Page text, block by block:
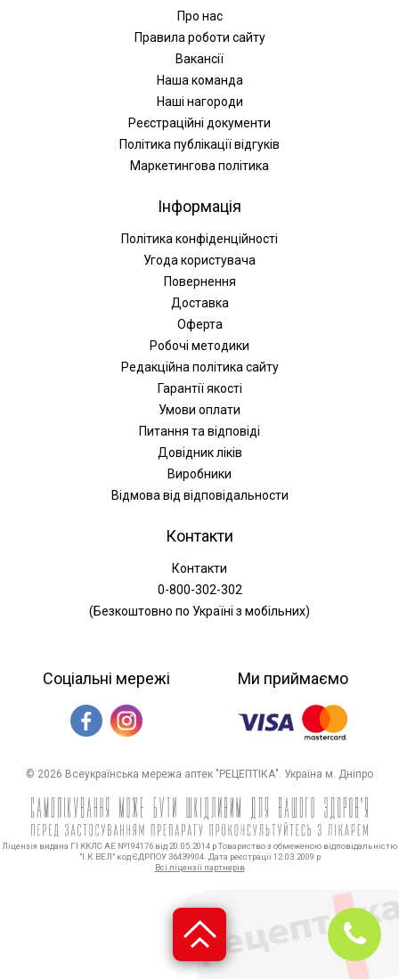
Про нас
Правила роботи сайту
Вакансії
Наша команда
Наші нагороди
Реєстраційні документи
Політика публікації відгуків
Маркетингова політика
Інформація
Політика конфіденційності
Угода користувача
Повернення
Доставка
Оферта
Робочі методики
Редакційна політика сайту
Гарантії якості
Умови оплати
Питання та відповіді
Довідник ліків
Виробники
Відмова від відповідальности
Контакти
Контакти
0-800-302-302
(Безкоштовно по Україні з мобільних)
Соціальні мережі Ми приймаємо
© 2026 Всеукраїнська мережа аптек "РЕЦЕПТІКА". Україна м. Дніпро
Ліцензія видана ГІ ККЛС АЕ №194176 від 20.05.2014 р Товариство з обмеженою відповідальністю
"І.К.ВЕЛ" код ЄДРПОУ 36439904. Дата реєстрації 12.03.2009 р
Всі ліцензії партнерів